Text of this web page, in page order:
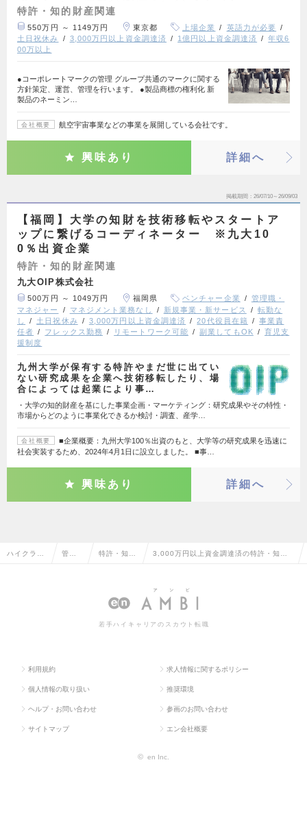
特許・知的財産関連
550万円 ～ 1149万円 東京都 上場企業
英語力が必要
土日祝休み
3,000万円以上資金調達済 1億円以上資金調達済
年収6
00万以上
●コーポレートマークの管理 グループ共通のマークに関する
方針策定、運営、管理を行います。 ●製品商標の権利化 新
製品のネーミン…
会社概要 航空宇宙事業などの事業を展開している会社です。
興味あり 詳細へ
掲載期間 26/07/10～26/09/03
【福岡】大学の知財を技術移転やスタートア
ップに繋げるコーディネーター ※九大10
0％出資企業
特許・知的財産関連
九大OIP株式会社
500万円 ～ 1049万円 福岡県 ベンチャー企業
管理職・
マネジャー
マネジメント業務なし 新規事業・新サービス
転勤な
し
土日祝休み 3,000万円以上資金調達済 20代役員在籍
事業責
任者
フレックス勤務 リモートワーク可能 副業してもOK
育児支
援制度
九州大学が保有する特許やまだ世に出てい
ない研究成果を企業へ技術移転したり、場
合によっては起業により事…
・大学の知的財産を基にした事業企画・マーケティング：研究成果やその特性・
市場からどのように事業化できるか検討・調査、産学…
会社概要
■企業概要：九州大学100％出資のもと、大学等の研究成果を迅速に
社会実装するため、2024年4月1日に設立しました。 ■事…
興味あり 詳細へ
ハイクラス 管理 特許・知的 3,000万円以上資金調達済の特許・知的
若手ハイキャリアのスカウト転職
利用規約 求人情報に関するポリシー
個人情報の取り扱い 推奨環境
ヘルプ・お問い合わせ 参画のお問い合わせ
サイトマップ エン会社概要
© en Inc.